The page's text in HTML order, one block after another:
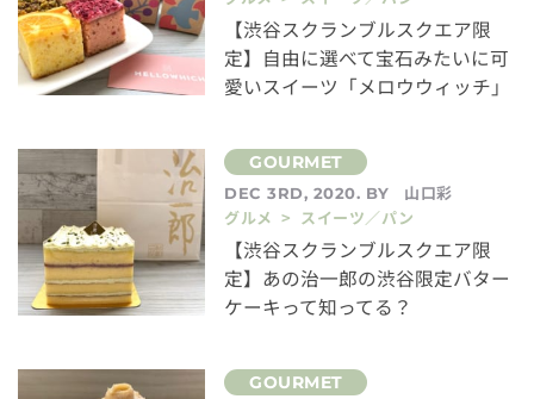
【渋谷スクランブルスクエア限
定】自由に選べて宝石みたいに可
愛いスイーツ「メロウウィッチ」
DEC 3RD, 2020. BY
山口彩
グルメ > スイーツ／パン
【渋谷スクランブルスクエア限
定】あの治一郎の渋谷限定バター
ケーキって知ってる？